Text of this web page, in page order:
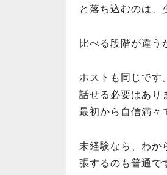
と落ち込むのは、
比べる段階が違う
ホストも同じです
話せる必要はあり
最初から自信満々
未経験なら、わか
張するのも普通で